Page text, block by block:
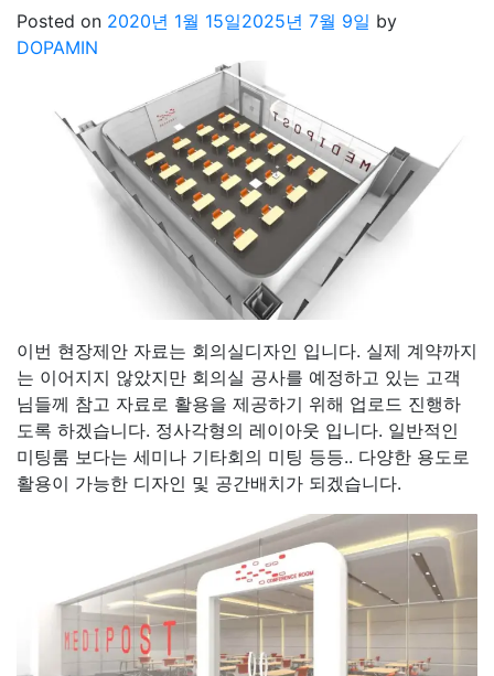
Posted on 2020년 1월 15일2025년 7월 9일 by
DOPAMIN
이번 현장제안 자료는 회의실디자인 입니다. 실제 계약까지
는 이어지지 않았지만 회의실 공사를 예정하고 있는 고객
님들께 참고 자료로 활용을 제공하기 위해 업로드 진행하
도록 하겠습니다. 정사각형의 레이아웃 입니다. 일반적인
미팅룸 보다는 세미나 기타회의 미팅 등등.. 다양한 용도로
활용이 가능한 디자인 및 공간배치가 되겠습니다.